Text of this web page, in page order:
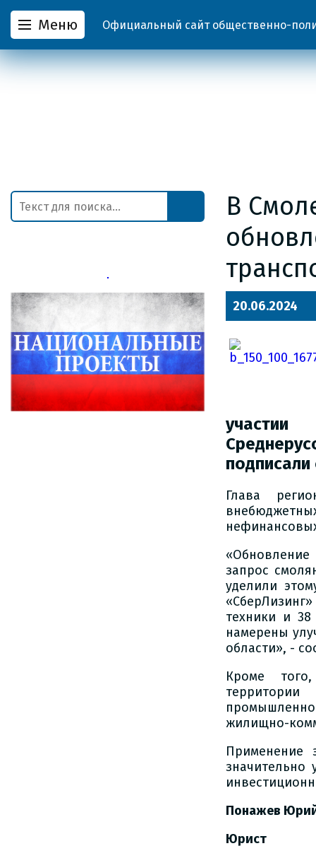
Меню Официальный сайт общественно-
В
20.06.2024
подписали
Глава
запрос
уделили
техники и
намерены
области», -
Кроме
жилищно-
Применение
значительно
Понажев
Юрист